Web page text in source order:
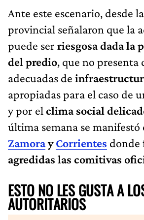
Ante este escenario, desde
provincial señalaron que la
puede ser riesgosa dada la
del predio, que no presenta
adecuadas de
apropiadas para el caso de
y por el clima social
última semana se manifestó
ZamorayCorrientes donde
agredidas las comitivas
ESTO NO LES GUSTA A
AUTORITARIOS